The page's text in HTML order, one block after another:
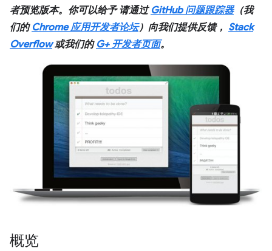
者预览版本。你可以给予 请通过 GitHub 问题跟踪器（我
们的 Chrome 应用开发者论坛）向我们提供反馈， Stack
Overflow或我们的 G+ 开发者页面。
概览